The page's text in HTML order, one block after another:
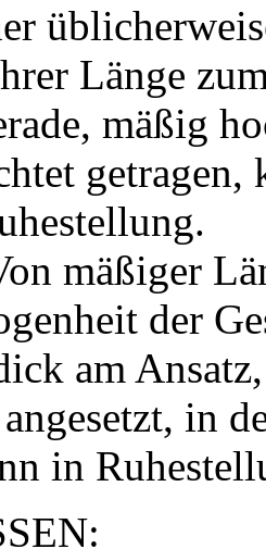
Länge
mäßig
getragen,
mäßiger
der
am
in
in